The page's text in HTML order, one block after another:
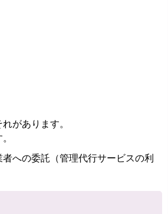
があります。
への委託（管理代行サービスの利